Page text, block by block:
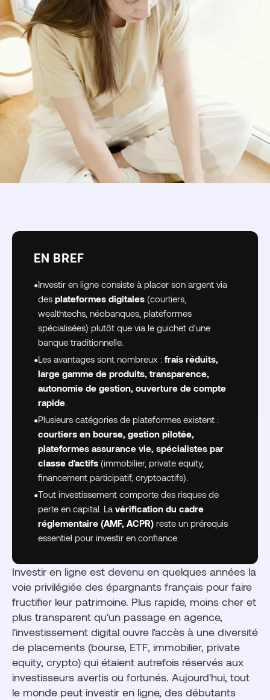
EN BREF
•Investir en ligne consiste à placer son argent via
des plateformes digitales (courtiers,
wealthtechs, néobanques, plateformes
spécialisées) plutôt que via le guichet d'une
banque traditionnelle.
•Les avantages sont nombreux : frais réduits,
large gamme de produits, transparence,
autonomie de gestion, ouverture de compte
rapide
•Plusieurs catégories de plateformes existent :
courtiers en bourse, gestion pilotée,
plateformes assurance vie, spécialistes par
classe d'actifs (immobilier, private equity,
financement participatif, cryptoactifs).
•Tout investissement comporte des risques de
perte en capital. La vérification du cadre
réglementaire (AMF, ACPR) reste un prérequis
essentiel pour investir en confiance.
Investir en ligne est devenu en quelques années la
voie privilégiée des épargnants français pour faire
fructifier leur patrimoine. Plus rapide, moins cher et
plus transparent qu'un passage en agence,
l'investissement digital ouvre l'accès à une diversité
de placements (bourse, ETF, immobilier, private
equity, crypto) qui étaient autrefois réservés aux
investisseurs avertis ou fortunés. Aujourd'hui, tout
le monde peut investir en ligne, des débutants